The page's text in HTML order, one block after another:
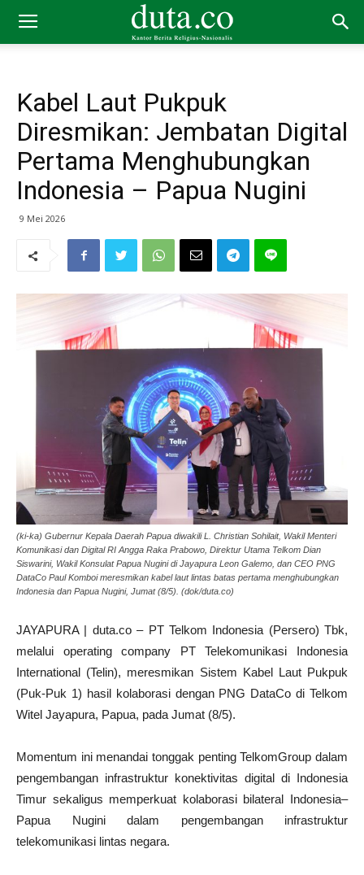
Kabel Laut Pukpuk
Diresmikan: Jembatan Digital
Pertama Menghubungkan
Indonesia – Papua Nugini
9 Mei 2026
(ki-ka) Gubernur Kepala Daerah Papua diwakili L. Christian Sohilait, Wakil Menteri
Komunikasi dan Digital RI Angga Raka Prabowo, Direktur Utama Telkom Dian
Siswarini, Wakil Konsulat Papua Nugini di Jayapura Leon Galemo, dan CEO PNG
DataCo Paul Komboi meresmikan kabel laut lintas batas pertama menghubungkan
Indonesia dan Papua Nugini, Jumat (8/5). (dok/duta.co)
JAYAPURA | duta.co – PT Telkom Indonesia (Persero) Tbk,
melalui operating company PT Telekomunikasi Indonesia
International (Telin), meresmikan Sistem Kabel Laut Pukpuk
(Puk-Puk 1) hasil kolaborasi dengan PNG DataCo di Telkom
Witel Jayapura, Papua, pada Jumat (8/5).
Momentum ini menandai tonggak penting TelkomGroup dalam
pengembangan infrastruktur konektivitas digital di Indonesia
Timur sekaligus memperkuat kolaborasi bilateral Indonesia–
Papua Nugini dalam pengembangan infrastruktur
telekomunikasi lintas negara.